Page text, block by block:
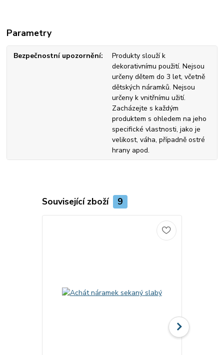
Parametry
Bezpečnostní upozornění
Produkty slouží k
dekorativnímu použití. Nejsou
určeny dětem do 3 let, včetně
dětských náramků. Nejsou
určeny k vnitřnímu užití.
Zacházejte s každým
produktem s ohledem na jeho
specifické vlastnosti, jako je
velikost, váha, případně ostré
hrany apod.
Související zboží 9